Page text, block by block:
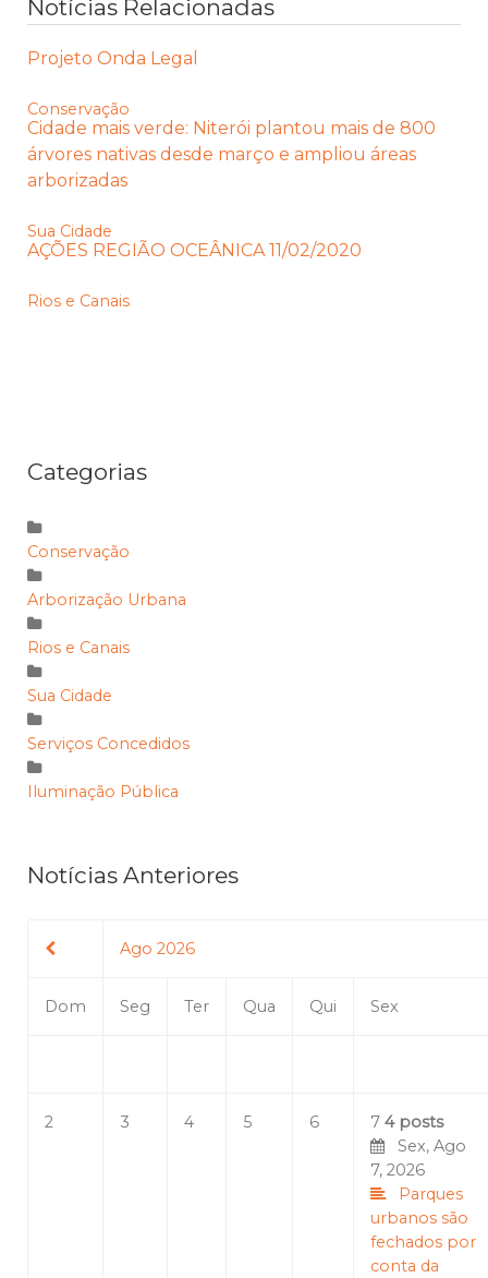
Notícias Relacionadas
Projeto Onda Legal
Conservação
Cidade mais verde: Niterói plantou mais de 800
árvores nativas desde março e ampliou áreas
arborizadas
Sua Cidade
AÇÕES REGIÃO OCEÂNICA 11/02/2020
Rios e Canais
Categorias
Conservação
Arborização Urbana
Rios e Canais
Sua Cidade
Serviços Concedidos
Iluminação Pública
Notícias Anteriores
Ago 2026
Dom Seg Ter Qua Qui Sex
2 3 4 5 6 7 4 posts
Sex, Ago
7, 2026
Parques
urbanos são
fechados por
conta da